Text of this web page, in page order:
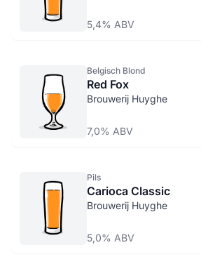
5,4% ABV
Belgisch Blond
Red Fox
Brouwerij Huyghe
7,0% ABV
Pils
Carioca Classic
Brouwerij Huyghe
5,0% ABV